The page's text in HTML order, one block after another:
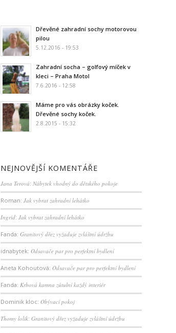
Dřevěné zahradní sochy motorovou
pilou
5.12.2016 - 19:53
Zahradní socha – golfový míček v
kleci – Praha Motol
7.6.2016 - 12:58
Máme pro vás obrázky koček.
Dřevěné sochy koček.
2.8.2015 - 15:32
NEJNOVĚJŠÍ KOMENTÁŘE
Jana Terová:Nábytek vhodný do dětského pokoje
Roman:Jak vybrat zahradní lehátko
Ingrid:Jak vybrat zahradní lehátko
Fanda:Granitový dřez vyžaduje zvláštní údržbu
idnabytek:Odsavače par pro perfektní bydlení
Aneta Kohoutová:Odsavače par pro perfektní bydlení
Fanda:Krbová kamna zútulní každý interiér
Dominik kloc:Obývací pokoj
Thomy lolik:Granitový dřez vyžaduje zvláštní údržbu